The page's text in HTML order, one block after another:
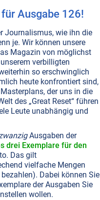
‘großen’ und
ANTIKE
im alten
zum berühmtesten
Ausgabe 126!
Journalismus, wie ihn die
je. Wir können unsere
Magazin von möglichst
verbilligten
so erschwinglich
heute konfrontiert sind,
der uns in die
des „Great Reset“ führen
Leute unabhängig und
Ausgaben der
drei Exemplare für den
Das gilt
vielfache Mengen
Dabei können Sie
der Ausgaben Sie
wollen.